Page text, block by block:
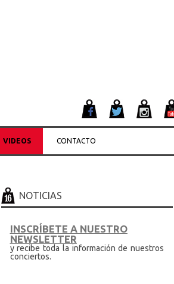
VIDEOS CONTACTO
NOTICIAS
NEWSLETTER
y recibe toda la información de nuestros
conciertos.